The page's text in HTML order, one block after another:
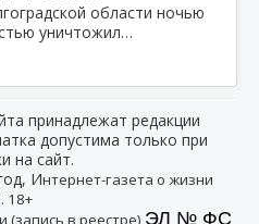
области ночью
уничтожил…
принадлежат редакции
допустима только при
на сайт.
Интернет-газета о жизни
18+
(запись в реестре) ЭЛ № ФС